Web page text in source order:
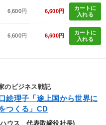
6,600円 6,600円
カートに
入れる
6,600円 6,600円
カートに
入れる
のビジネス戦記
絵理子「途上国から世界に
つくる」CD
ハウス 代表取締役社長)